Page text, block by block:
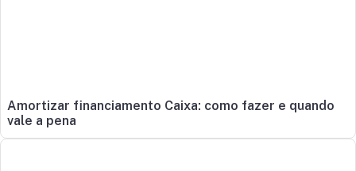
Amortizar financiamento Caixa: como fazer e quando
vale a pena